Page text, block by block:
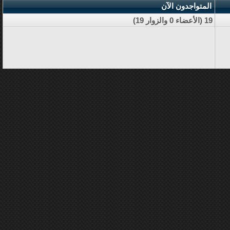
المتواجدون الآن
19 (الأعضاء 0 والزوار 19)